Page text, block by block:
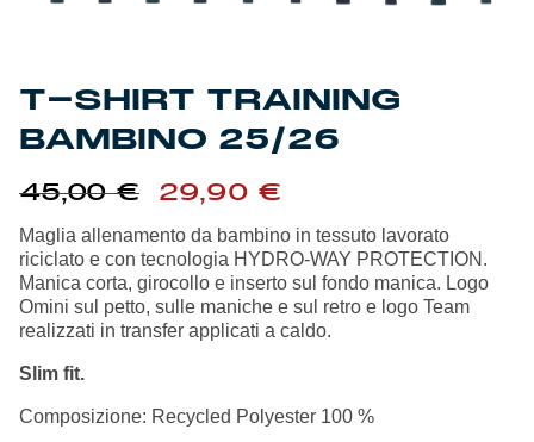
Red&Blue Voices
Summer Sale
Accessori
T-SHIRT TRAINING
BAMBINO 25/26
45,00€
Il
prezzo
originale
era:
45,00 €.
29,90 €
attuale
è:
29,90 €.
Maglia allenamento da bambino in tessuto lavorato
riciclato e con tecnologia HYDRO-WAY PROTECTION.
Manica corta, girocollo e inserto sul fondo manica. Logo
Omini sul petto, sulle maniche e sul retro e logo Team
realizzati in transfer applicati a caldo.
Slim fit.
Composizione: Recycled Polyester 100 %